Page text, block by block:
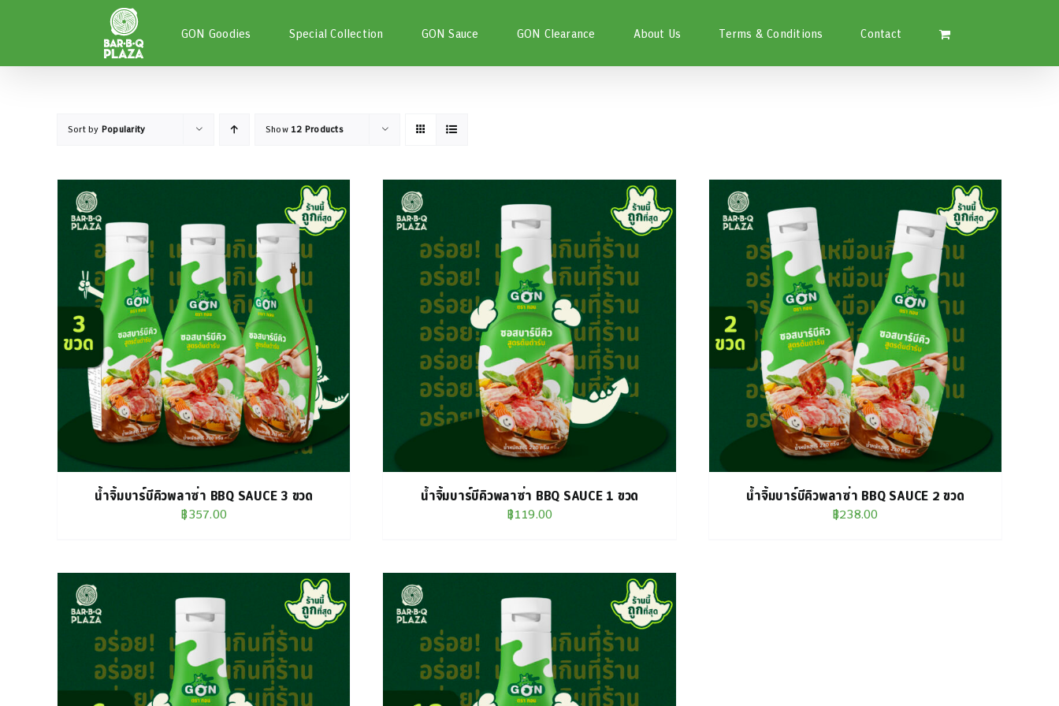
GON Goodies Special Collection GON Sauce GON Clearance About Us Terms & Conditions Contact
Sort by Popularity Show 12 Products
น้ำจิ้มบาร์บีคิวพลาซ่า BBQ SAUCE 3 ขวด
฿357.00
หยิบใส่ตะกร้า / DETAILS
น้ำจิ้มบาร์บีคิวพลาซ่า BBQ SAUCE 1 ขวด
฿119.00
หยิบใส่ตะกร้า / DETAILS
น้ำจิ้มบาร์บีคิวพลาซ่า BBQ SAUCE 2 ขวด
฿238.00